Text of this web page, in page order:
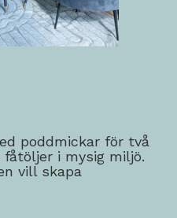
poddmickar för två
fåtöljer i mysig miljö.
vill skapa